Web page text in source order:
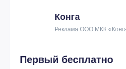
Конга
Реклама ООО МКК
Первый бесплатно